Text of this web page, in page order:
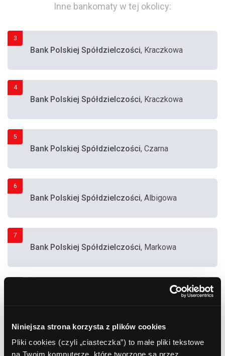
Niniejsza strona korzysta z plików cookies
Pliki cookies (czyli „ciasteczka”) to małe pliki tekstowe
Inne bankomaty w tej okolicy:
3
Bank Polskiej Spółdzielczości, Kraczkowa
4
Bank Polskiej Spółdzielczości, Kraczkowa
5
Bank Polskiej Spółdzielczości, Czarna
6
Bank Polskiej Spółdzielczości, Albigowa
7
Bank Polskiej Spółdzielczości, Markowa
Bank Polskiej Spółdzielczości, Albigowa